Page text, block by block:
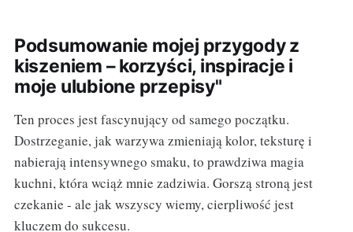
Podsumowanie mojej przygody z
kiszeniem – korzyści, inspiracje i
moje ulubione przepisy"
Ten proces jest fascynujący od samego początku.
Dostrzeganie, jak warzywa zmieniają kolor, teksturę i
nabierają intensywnego smaku, to prawdziwa magia
kuchni, która wciąż mnie zadziwia. Gorszą stroną jest
czekanie - ale jak wszyscy wiemy, cierpliwość jest
kluczem do sukcesu.